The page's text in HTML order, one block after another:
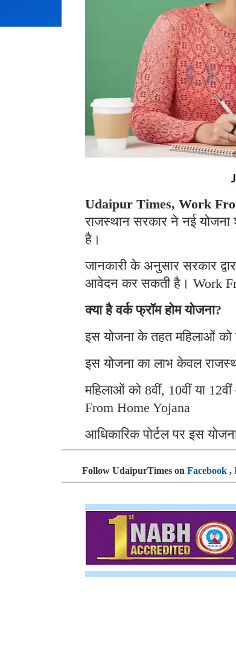
Udaipur Times, Work
राजस्थान सरकार ने नई
है।
जानकारी के अनुसार सरकार
आवेदन कर सकती है। Work
क्या है वर्क फ्रॉम होम योजना?
इस योजना के तहत महिलाओं को
इस योजना का लाभ केवल
महिलाओं को 8वीं, 10वीं या
From Home Yojana
आधिकारिक पोर्टल पर इस
Follow UdaipurTimes on Facebook ,